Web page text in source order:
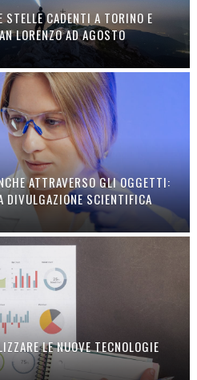
STELLE CADENTI A TORINO E
LORENZO AD AGOSTO
ATTRAVERSO GLI OGGETTI:
DIVULGAZIONE SCIENTIFICA
LE NUOVE TECNOLOGIE